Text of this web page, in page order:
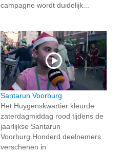
campagne wordt duidelijk...
Santarun Voorburg
Het Huygenskwartier kleurde
zaterdagmiddag rood tijdens de
jaarlijkse Santarun
Voorburg.Honderd deelnemers
verschenen in